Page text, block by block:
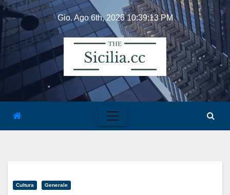
Skip
content
Gio. Ago 6th, 202610:39:13 PM
Cultura Generale